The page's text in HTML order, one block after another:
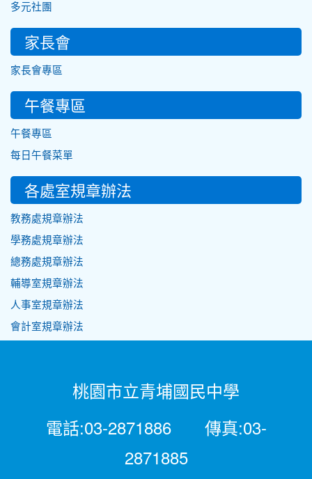
多元社團
家長會
家長會專區
午餐專區
午餐專區
每日午餐菜單
各處室規章辦法
教務處規章辦法
學務處規章辦法
總務處規章辦法
輔導室規章辦法
人事室規章辦法
會計室規章辦法
桃園市立青埔國民中學
電話:03-2871886 傳真:03-
2871885